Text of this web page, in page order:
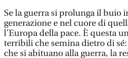
Se la guerra si prolunga il buio
generazione e nel cuore di
l’Europa della pace. È questa
terribili che semina dietro di
che si abituano alla guerra, la